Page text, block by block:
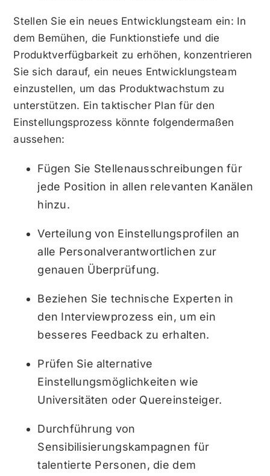
Stellen Sie ein neues Entwicklungsteam ein: In
dem Bemühen, die Funktionstiefe und die
Produktverfügbarkeit zu erhöhen, konzentrieren
Sie sich darauf, ein neues Entwicklungsteam
einzustellen, um das Produktwachstum zu
unterstützen. Ein taktischer Plan für den
Einstellungsprozess könnte folgendermaßen
aussehen:
Fügen Sie Stellenausschreibungen für
jede Position in allen relevanten Kanälen
hinzu.
Verteilung von Einstellungsprofilen an
alle Personalverantwortlichen zur
genauen Überprüfung.
Beziehen Sie technische Experten in
den Interviewprozess ein, um ein
besseres Feedback zu erhalten.
Prüfen Sie alternative
Einstellungsmöglichkeiten wie
Universitäten oder Quereinsteiger.
Durchführung von
Sensibilisierungskampagnen für
talentierte Personen, die dem